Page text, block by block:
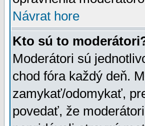
Návrat hore
Kto sú to
Moderátori sú
chod fóra každý deň.
zamykať/odomykať,
povedať, že